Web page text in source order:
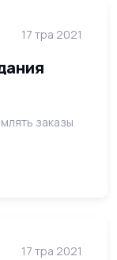
17 тра 2021
заказы
17 тра 2021